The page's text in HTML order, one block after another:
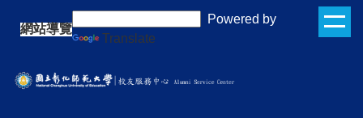
要
內
網站導覽
Powered by
Translate